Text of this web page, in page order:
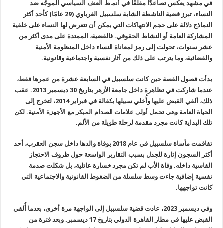
في مشهد يعكس تصاعدًا مقلقًا في أنماط العنف السياسي الموجَّه ضد
النساء، تبرز قضية الناشطة الشابة سلسبيل الغرباوي (29 عامًا) كأحد أكثر
النماذج دلالة على حجم الانتهاكات التي يمكن أن تتعرض لها النساء على خلفية
المشاركة العامة أو النشاط الحقوقي. فالقضية، الممتدة على مدى أكثر من
عشر سنوات، تحولت إلى رمز لمعاناة النساء داخل المنظومة الأمنية
والقضائية، وما يترتب على ذلك من آثار نفسية واجتماعية وقانونية.
بدأت فصول القصة حين كانت سلسبيل في السابعة عشرة من عمرها فقط،
عندما شاركت في تظاهرة داخل جامعة الأزهر بتاريخ 30 ديسمبر 2013. عقب
ذلك، ألقي القبض عليها وأُخلي سبيلها بكفالة في فبراير 2014، لتخرج إلى
الحياة العامة وهي تحمل أولى علامات الصدام المبكر مع الأجهزة الأمنية. لكن
تلك البداية كانت مجرد مقدمة لرحلة طويلة من الألم.
تفاقمت مأساة سلسبيل في عام 2018 بوفاة والدها داخل سجن العقرب، أحد
أكثر السجون إثارة للجدل بسبب التقارير الواسعة حول ظروف الاحتجاز
القاسية داخله. وفاة الأب لم تكن مجرد خسارة عائلية، بل شكلت صدمة
نفسية إضافية جاءت وسط سلسلة من الضغوط القانونية والاجتماعية التي
كانت تواجهها.
وفي ديسمبر 2023، عادت قضية سلسبيل إلى الواجهة مرة أخرى، بعدما أُلقي
القبض عليها في مطار القاهرة الدولي بتاريخ 17 ديسمبر. وبعد فترة من